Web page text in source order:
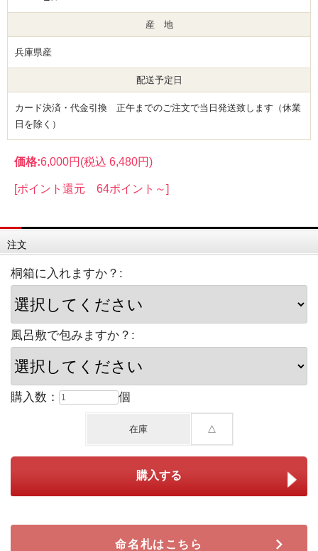
産 地
兵庫県産
配送予定日
カード決済・代金引換 正午までのご注文で当日発送致します（休業
日を除く）
価格:6,000円 (税込 6,480円)
[ポイント還元 64ポイント～]
注文
桐箱に入れますか？:
風呂敷で包みますか？:
購入数： 個
在庫 △
命名札はこちら